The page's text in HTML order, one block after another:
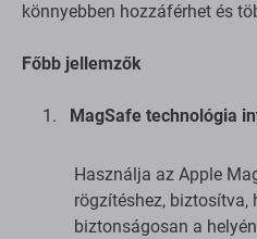
könnyebben hozzáférhet és
Főbb jellemzők
MagSafe technológia
Használja az Apple
rögzítéshez, biztosítva,
biztonságosan a